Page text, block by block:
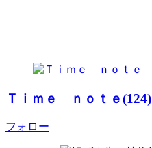
Ｔｉｍｅ ｎｏｔｅ(124)
フォロー